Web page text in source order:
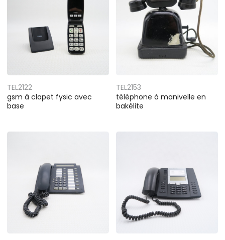
TEL2122
gsm à clapet fysic avec
base
TEL2153
téléphone à manivelle en
bakélite